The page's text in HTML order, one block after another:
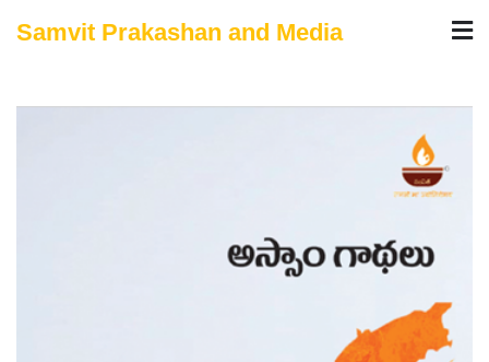
toSamvit Prakashan and Media